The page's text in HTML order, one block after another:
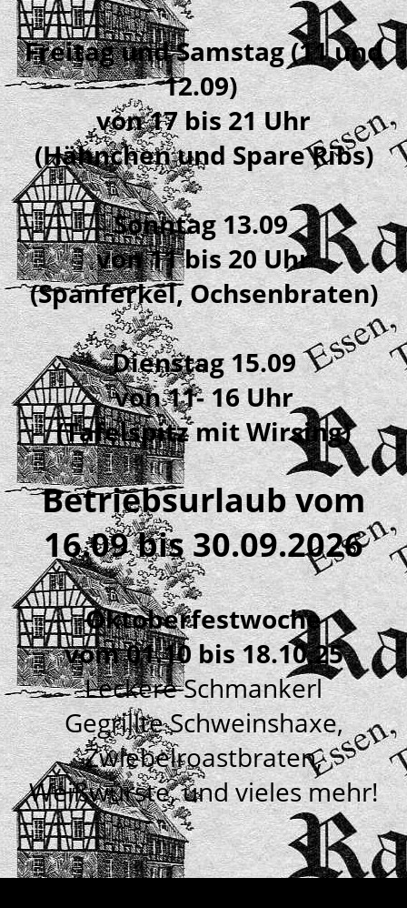
Freitag und Samstag (11 und
12.09)
von 17 bis 21 Uhr
(Hähnchen und Spare Ribs)
Sonntag 13.09
von 11 bis 20 Uhr
(Spanferkel, Ochsenbraten)
Dienstag 15.09
von 11- 16 Uhr
(Tafelspitz mit Wirsing)
Betriebsurlaub vom
16.09 bis 30.09.2026
Oktoberfestwoche
vom 01.10 bis 18.10.25
Leckere Schmankerl
Gegrillte Schweinshaxe,
Zwiebelroastbraten,
Weißwürste, und vieles mehr!